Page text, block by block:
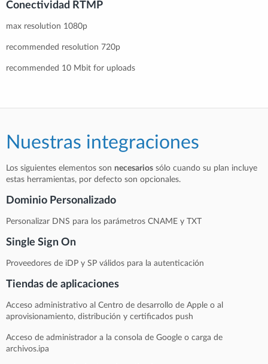
Conectividad RTMP
max resolution 1080p
recommended resolution 720p
recommended 10 Mbit for uploads
Nuestras integraciones
Los siguientes elementos son necesarios sólo cuando su plan incluye
estas herramientas, por defecto son opcionales.
Dominio Personalizado
Personalizar DNS para los parámetros CNAME y TXT
Single Sign On
Proveedores de iDP y SP válidos para la autenticación
Tiendas de aplicaciones
Acceso administrativo al Centro de desarrollo de Apple o al
aprovisionamiento, distribución y certificados push
Acceso de administrador a la consola de Google o carga de
archivos.ipa